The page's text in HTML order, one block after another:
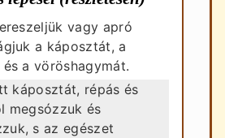
vagy apró
a káposztát, a
a vöröshagymát.
káposztát, répás és
megsózzuk és
s az egészet